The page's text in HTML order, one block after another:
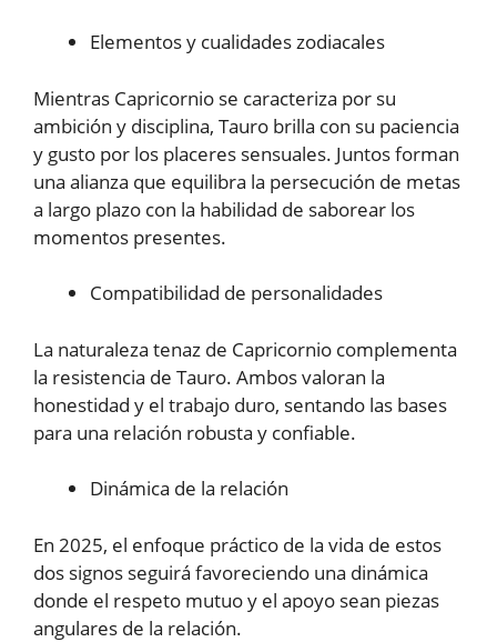
Elementos y cualidades zodiacales
Mientras Capricornio se caracteriza por su
ambición y disciplina, Tauro brilla con su paciencia
y gusto por los placeres sensuales. Juntos forman
una alianza que equilibra la persecución de metas
a largo plazo con la habilidad de saborear los
momentos presentes.
Compatibilidad de personalidades
La naturaleza tenaz de Capricornio complementa
la resistencia de Tauro. Ambos valoran la
honestidad y el trabajo duro, sentando las bases
para una relación robusta y confiable.
Dinámica de la relación
En 2025, el enfoque práctico de la vida de estos
dos signos seguirá favoreciendo una dinámica
donde el respeto mutuo y el apoyo sean piezas
angulares de la relación.